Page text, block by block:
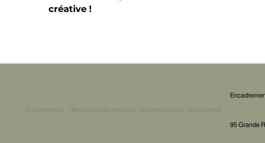
créative !
Encadrement - Rénovation de meubles - Ateliers créatifs - Expositions
95 Grande